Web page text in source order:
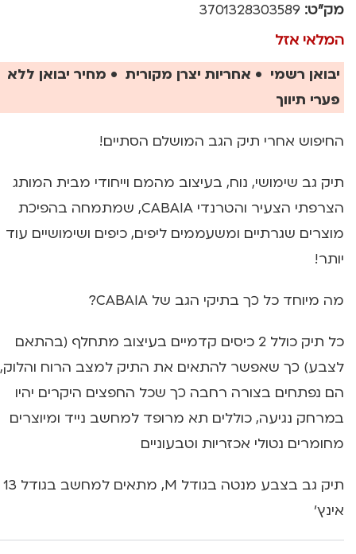
מק"ט: 3701328303589
המלאי אזל
יבואן רשמי • אחריות יצרן מקורית • מחיר יבואן ללא
פערי תיווך
החיפוש אחרי תיק הגב המושלם הסתיים!
תיק גב שימושי, נוח, בעיצוב מהמם וייחודי מבית המותג
הצרפתי הצעיר והטרנדי CABAIA, שמתמחה בהפיכת
מוצרים שגרתיים ומשעממים ליפים, כיפים ושימושיים עוד
יותר!
מה מיוחד כל כך בתיקי הגב של CABAIA?
כל תיק כולל 2 כיסים קדמיים בעיצוב מתחלף (בהתאם
לצבע) כך שאפשר להתאים את התיק למצב הרוח והלוק,
הם נפתחים בצורה רחבה כך שכל החפצים היקרים יהיו
במרחק נגיעה, כוללים תא מרופד למחשב נייד ומיוצרים
מחומרים נטולי אכזריות וטבעוניים
תיק גב בצבע מנטה בגודל M, מתאים למחשב בגודל 13
אינץ'